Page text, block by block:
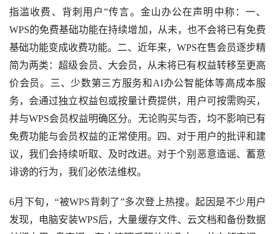
指滥收费、背刺用户”传言。金山办公在声明中称：一、
WPS的免费基础功能在持续增加，从未，也不会将已有免费
基础功能变成收费功能。二、近年来，WPS在售会员逐步精
简为两类：超级会员、大会员，从未将已有权益转移至更高
价会员。三、少数第三方服务和AI办公智能体等高成本服
务，会通过独立权益包或按量计费提供，用户可按需购买，
并与WPS会员权益明确区分。无论购买与否，均不影响已有
免费功能与会员权益的正常使用。四、对于用户的批评和建
议，我们会持续听取、及时改进。对于个别恶意造谣、蓄意
诽谤的行为，我们必依法维权。
6月下旬，“被WPS背刺了”多次登上热搜。起因是不少用户
发现，电脑安装WPS后，大量缓存文件、云文档和备份数据